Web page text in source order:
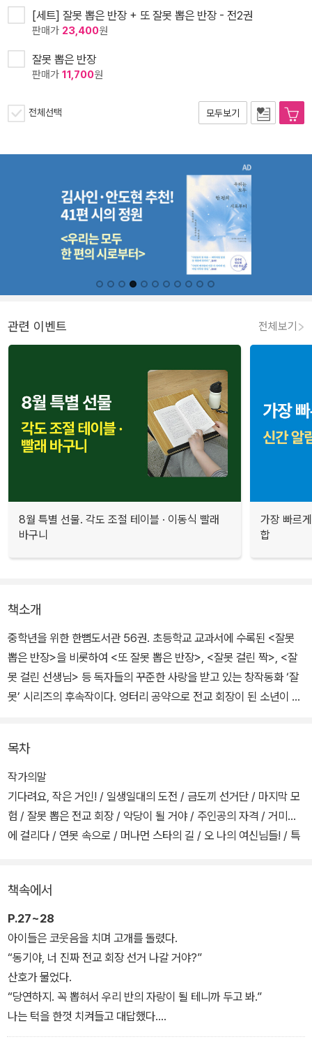
[세트] 잘못 뽑은 반장 + 또 잘못 뽑은 반장 - 전2권
판매가 23,400원
잘못 뽑은 반장
판매가 11,700원
전체선택 모두보기
관련 이벤트 전체보기
8월 특별 선물. 각도 조절 테이블 · 이동식 빨래
바구니
가장 빠르
합
책소개
중학년을 위한 한뼘도서관 56권. 초등학교 교과서에 수록된 <잘못
뽑은 반장>을 비롯하여 <또 잘못 뽑은 반장>, <잘못 걸린 짝>, <잘
못 걸린 선생님> 등 독자들의 꾸준한 사랑을 받고 있는 창작동화 ‘잘
못’ 시리즈의 후속작이다. 엉터리 공약으로 전교 회장이 된 소년이 올
의식을 담아낸다.
‘누가 누가 잘하나’, ‘누가 누가 뽑히나’ 등의 대결은 언제 보아도 짜릿
하고 흥미롭다. 긴장감 있는 구도, 결과를 알 수 없는 치열한 경쟁을
통해 정의감과 책임감, 자신감을 고루 알아 갈 수 있는 경험을 전해 준
이에 맞춤한 문장과 표현으로 술술 풀어간다.
목차
작가의말
기다려요, 작은 거인! / 일생일대의 도전 / 금도끼 선거단 / 마지막 모
험 / 잘못 뽑은 전교 회장 / 악당이 될 거야 / 주인공의 자격 / 거미줄
에 걸리다 / 연못 속으로 / 머나먼 스타의 길 / 오 나의 여신님들! / 특
책속에서
P.27~28
아이들은 코웃음을 치며 고개를 돌렸다.
“동기야, 너 진짜 전교 회장 선거 나갈 거야?”
산호가 물었다.
“당연하지. 꼭 뽑혀서 우리 반의 자랑이 될 테니까 두고 봐.”
나는 턱을 한껏 치켜들고 대답했다.
“아무튼 넌 자신감 하나는 최고라니까.”